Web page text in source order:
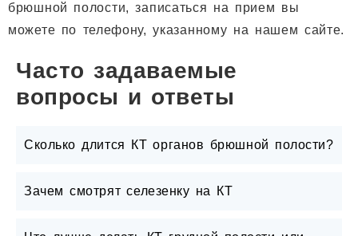
брюшной полости, записаться на прием вы
можете по телефону, указанному на нашем сайте.
Часто задаваемые
вопросы и ответы
Сколько длится КТ органов брюшной полости?
Зачем смотрят селезенку на КТ